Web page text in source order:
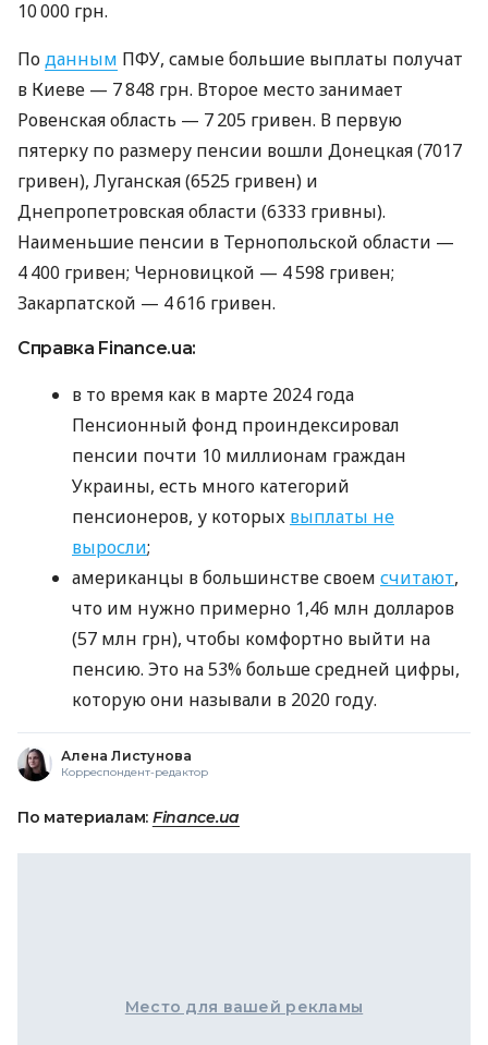
10 000 грн.
Поданным ПФУ, самые большие выплаты получат
в Киеве — 7 848 грн. Второе место занимает
Ровенская область — 7 205 гривен. В первую
пятерку по размеру пенсии вошли Донецкая (7017
гривен), Луганская (6525 гривен) и
Днепропетровская области (6333 гривны).
Наименьшие пенсии в Тернопольской области —
4 400 гривен; Черновицкой — 4 598 гривен;
Закарпатской — 4 616 гривен.
Справка Finance.ua:
в то время как в марте 2024 года
Пенсионный фонд проиндексировал
пенсии почти 10 миллионам граждан
Украины, есть много категорий
пенсионеров, у которых выплаты не
выросли;
американцы в большинстве своем считают,
что им нужно примерно 1,46 млн долларов
(57 млн ​​грн), чтобы комфортно выйти на
пенсию. Это на 53% больше средней цифры,
которую они называли в 2020 году.
Алена Листунова
Корреспондент-редактор
По материалам: Finance.ua
Место для вашей рекламы